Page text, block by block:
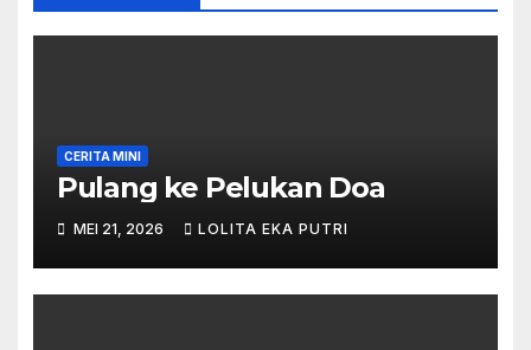
r
)
g
a
r
)
a
u
CERITA MINI
Pulang ke Pelukan Doa
MEI 21, 2026 LOLITA EKA PUTRI